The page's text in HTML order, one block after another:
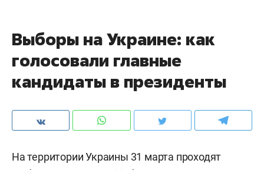
Выборы на Украине: как
голосовали главные
кандидаты в президенты
На территории Украины 31 марта проходят